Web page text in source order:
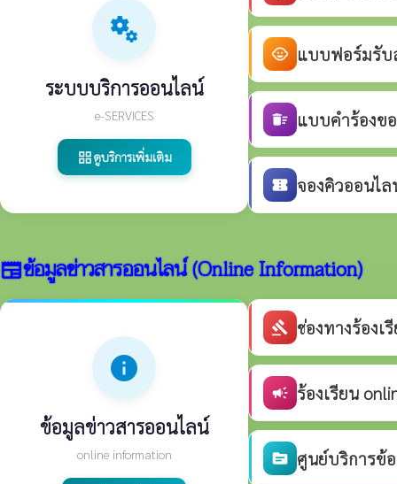
miscellaneous_services
ระบบบริการออนไลน์
e-SERVICES
grid_viewดูบริการเพิ่มเติม
child_care แบบฟอร์มรับ
delete_sweep แบบคำร้องข
confirmation_number จองคิวออนไ
newspaperข้อมูลข่าวสารออนไลน์ (Online Information)
info
ข้อมูลข่าวสารออนไลน์
online information
gavel ช่องทางร้อง
campaign ร้องเรียน
source ศูนย์บริการข้